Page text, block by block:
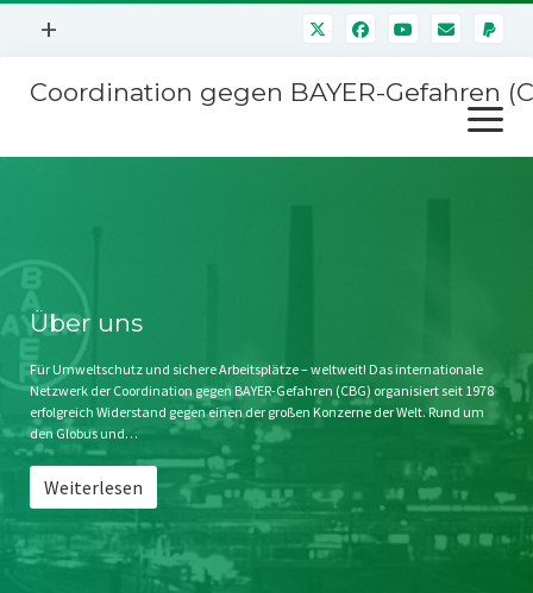
Menü
+
Mitmachen
Kontakt
Impressum
Störfälle
Coordination gegen BAYER-Gefahren
Menü
öffnen
Stichwort BAYER
Jahrestagung
SPENDEN
Über uns
Für Umweltschutz und sichere Arbeitsplätze – weltweit! Das internationale
Netzwerk der Coordination gegen BAYER-Gefahren (CBG) organisiert seit 1978
erfolgreich Widerstand gegen einen der großen Konzerne der Welt. Rund um
den Globus und…
Weiterlesen